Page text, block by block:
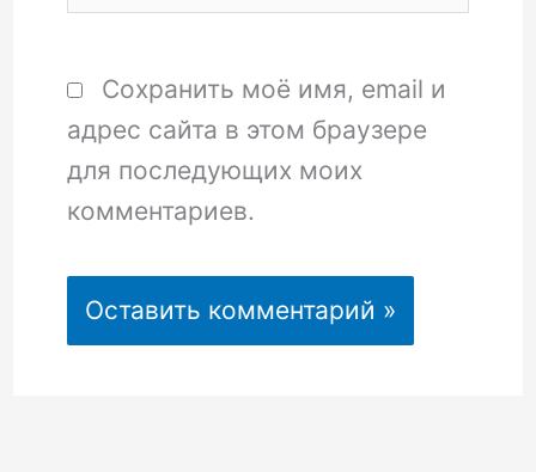
Сохранить моё имя, email и
адрес сайта в этом браузере
для последующих моих
комментариев.